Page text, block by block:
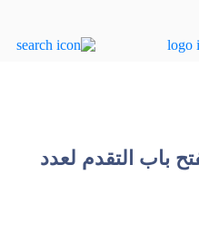
باب التقدم لعدد